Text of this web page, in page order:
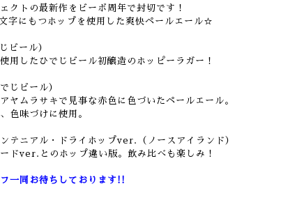
クトの最新作をビーボ周年で封切です！
にもつホップを使用した爽快ペールエール☆
ール）
用したひでじビール初醸造のホッピーラガー！
じビール）
ヤムラサキで見事な赤色に色づいたペールエール。
味づけに使用。
テニアル・ドライホップver.（ノースアイランド）
ドver.とのホップ違い版。飲み比べも楽しみ！
一同お待ちしております!!